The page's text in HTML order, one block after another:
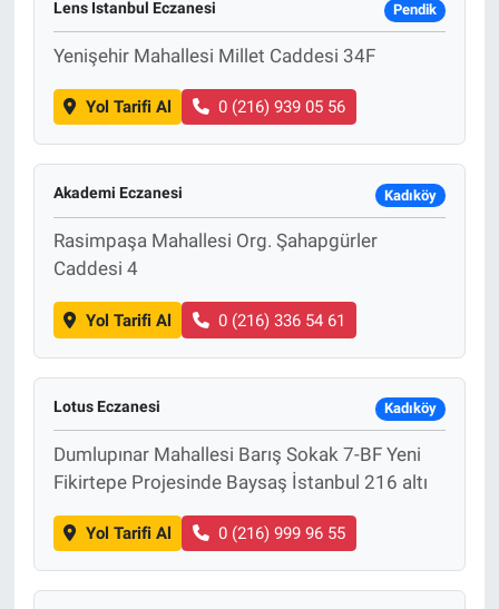
Lens Istanbul Eczanesi Pendik
Yenişehir Mahallesi Millet Caddesi 34F
Yol Tarifi Al 0 (216) 939 05 56
Akademi Eczanesi Kadıköy
Rasimpaşa Mahallesi Org. Şahapgürler
Caddesi 4
Yol Tarifi Al 0 (216) 336 54 61
Lotus Eczanesi Kadıköy
Dumlupınar Mahallesi Barış Sokak 7-BF Yeni
Fikirtepe Projesinde Baysaş İstanbul 216 altı
Yol Tarifi Al 0 (216) 999 96 55